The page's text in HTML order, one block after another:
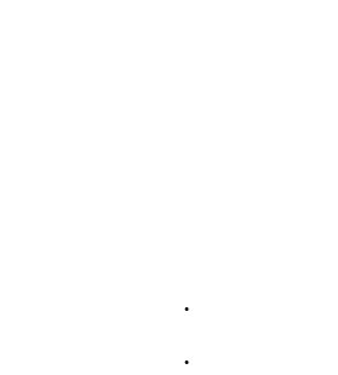
.
.